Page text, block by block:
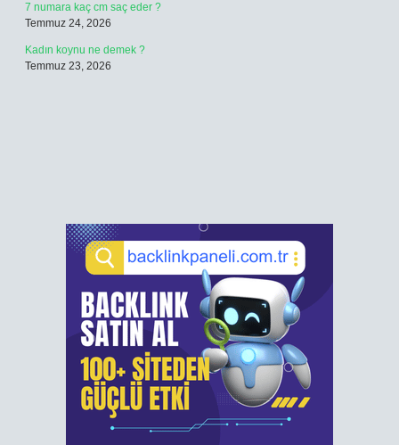
7 numara kaç cm saç eder ?
Temmuz 24, 2026
Kadın koynu ne demek ?
Temmuz 23, 2026